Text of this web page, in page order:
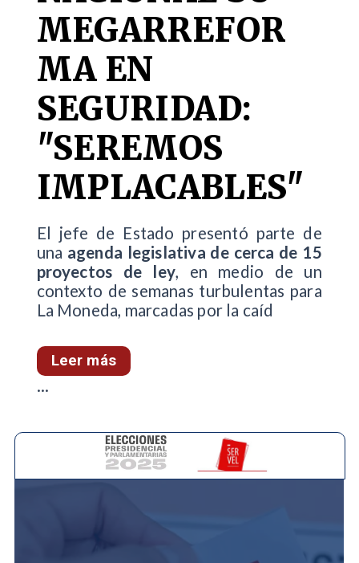
MEGARREFOR
MA EN
SEGURIDAD:
"SEREMOS
IMPLACABLES"
El jefe de Estado presentó parte de
una agenda legislativa de cerca de 15
proyectos de ley, en medio de un
contexto de semanas turbulentas para
La Moneda, marcadas por la caíd
Leer más
...